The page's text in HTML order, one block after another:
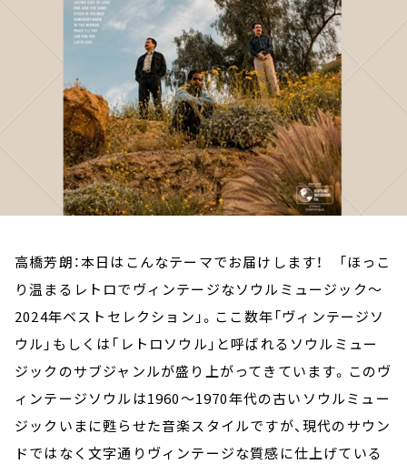
高橋芳朗：本日はこんなテーマでお届けします！ 「ほっこ
り温まるレトロでヴィンテージなソウルミュージック～
2024年ベストセレクション」。ここ数年「ヴィンテージソ
ウル」もしくは「レトロソウル」と呼ばれるソウルミュー
ジックのサブジャンルが盛り上がってきています。このヴ
ィンテージソウルは1960～1970年代の古いソウルミュー
ジックいまに甦らせた音楽スタイルですが、現代のサウン
ドではなく文字通りヴィンテージな質感に仕上げている